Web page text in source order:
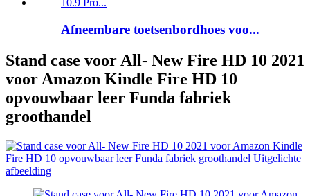
Afneembare toetsenbordhoes voo...
Stand case voor All- New Fire HD 10 2021
voor Amazon Kindle Fire HD 10
opvouwbaar leer Funda fabriek
groothandel